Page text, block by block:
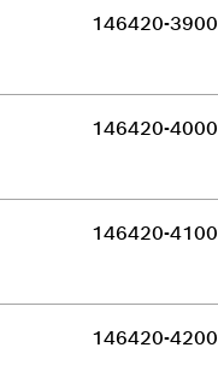
146420-3900
146420-4000
146420-4100
146420-4200